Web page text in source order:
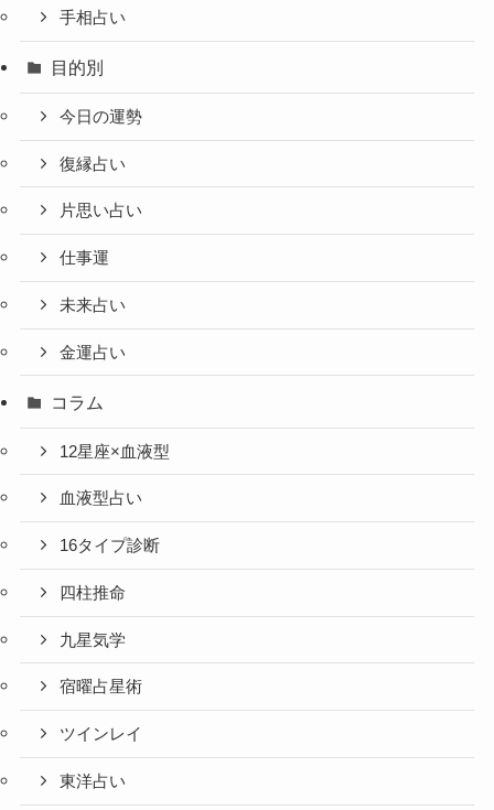
手相占い
目的別
今日の運勢
復縁占い
片思い占い
仕事運
未来占い
金運占い
コラム
12星座×血液型
血液型占い
16タイプ診断
四柱推命
九星気学
宿曜占星術
ツインレイ
東洋占い